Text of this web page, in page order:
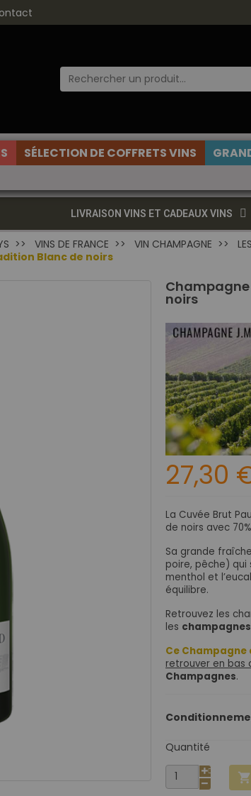
SÉLECTION DE COFFRETS VINS
LIVRAISON VINS ET CADEAUX VINS
VINS DE FRANCE VIN CHAMPAGNE
Blanc de noirs
Champagne
noirs
27,30
La Cuvée Brut
de noirs avec
Sa grande
poire, pêche)
menthol et
équilibre.
Retrouvez les
les
Ce
retrouver en
Champagnes.
Quantité
